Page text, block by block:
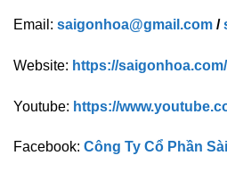
Email: saigonhoa@gmail.com /
Website: https://saigonhoa.com/
Youtube: https://
Facebook: Công Ty Cổ Phần